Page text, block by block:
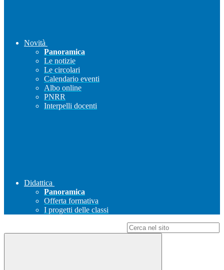
Novità
Panoramica
Le notizie
Le circolari
Calendario eventi
Albo online
PNRR
Interpelli docenti
Didattica
Panoramica
Offerta formativa
I progetti delle classi